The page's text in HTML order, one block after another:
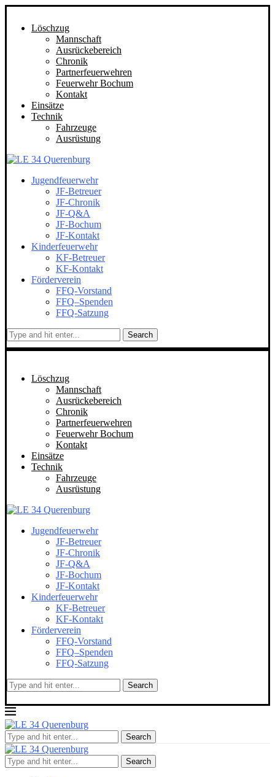
Löschzug
Mannschaft
Ausrückebereich
Chronik
Partnerfeuerwehren
Feuerwehr Bochum
Kontakt
Einsätze
Technik
Fahrzeuge
Ausrüstung
Jugendfeuerwehr
JF-Betreuer
JF-Chronik
JF-Q&A
JF-Bochum
JF-Kontakt
Kinderfeuerwehr
KF-Betreuer
KF-Kontakt
Förderverein
FFQ-Vorstand
FFQ–Spenden
FFQ-Satzung
Search
Löschzug
Mannschaft
Ausrückebereich
Chronik
Partnerfeuerwehren
Feuerwehr Bochum
Kontakt
Einsätze
Technik
Fahrzeuge
Ausrüstung
Jugendfeuerwehr
JF-Betreuer
JF-Chronik
JF-Q&A
JF-Bochum
JF-Kontakt
Kinderfeuerwehr
KF-Betreuer
KF-Kontakt
Förderverein
FFQ-Vorstand
FFQ–Spenden
FFQ-Satzung
Search
Search
Search